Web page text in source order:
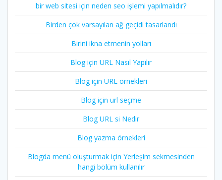
bir web sitesi için neden seo işlemi yapılmalıdır?
Birden çok varsayılan ağ geçidi tasarlandı
Birini ikna etmenin yolları
Blog için URL Nasıl Yapılır
Blog için URL örnekleri
Blog için url seçme
Blog URL si Nedir
Blog yazma örnekleri
Blogda menü oluşturmak için Yerleşim sekmesinden
hangi bölüm kullanılır